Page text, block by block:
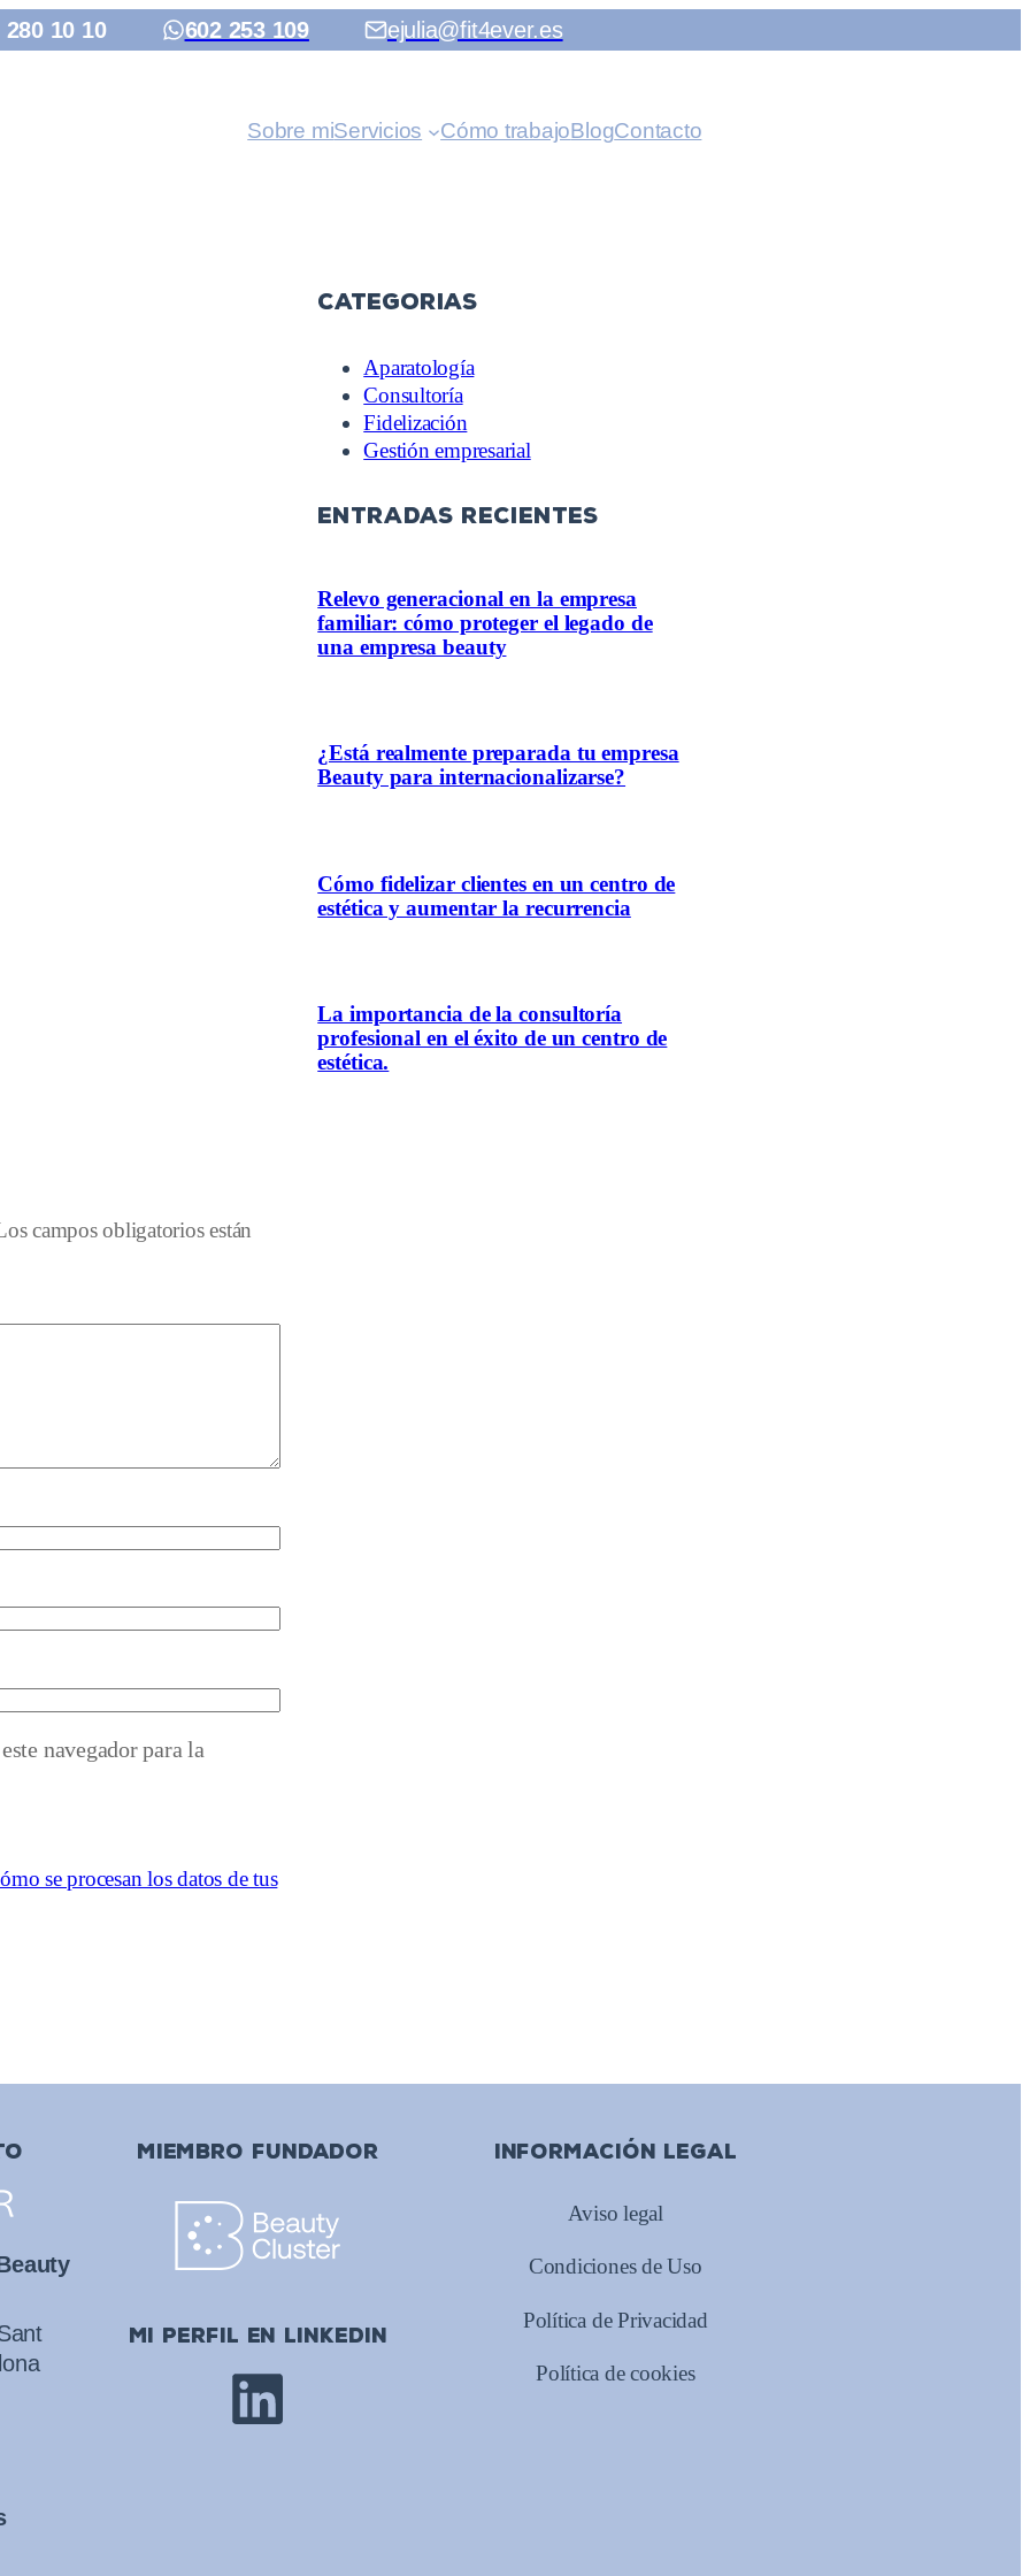
280 10 10 602 253 109 ejulia@fit4ever.es
Sobre miServicios Cómo trabajoBlogContacto
campos obligatorios están
navegador para la
se procesan los datos de tus
Categorias
Aparatología
Consultoría
Fidelización
Gestión empresarial
entradas recientes
Relevo generacional en la empresa
familiar: cómo proteger el legado de
una empresa beauty
¿Está realmente preparada tu empresa
Beauty para internacionalizarse?
Cómo fidelizar clientes en un centro de
estética y aumentar la recurrencia
La importancia de la consultoría
profesional en el éxito de un centro de
estética.
MIEMBRO FUNDADOR
mi perfil en linkedin
INFORMACIÓN LEGAL
Aviso legal
Condiciones de Uso
Política de Privacidad
Política de cookies